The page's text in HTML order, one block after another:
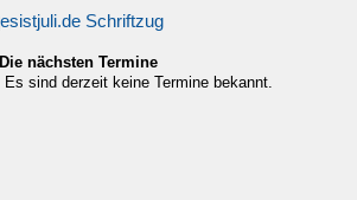
Die nächsten Termine
Es sind derzeit keine Termine bekannt.